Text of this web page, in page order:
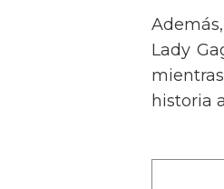
Lady
historia